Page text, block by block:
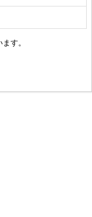
す。